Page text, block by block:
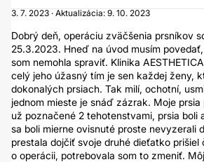
3. 7. 2023 · Aktualizácia: 9. 10. 2023
Dobrý deň, operáciu zväčšenia prsníkov
25.3.2023. Hneď na úvod musím
som nemohla spraviť. Klinika
celý jeho úžasný tím je sen každej ženy,
dokonalých prsiach. Tak milí, ochotní,
jednom mieste je snáď zázrak. Moje prsia
už poznačené 2 tehotenstvami, prsia boli
sa boli mierne ovisnuté proste nevyzerali
prestala dojčiť svoje druhé dieťatko
o operácii, potrebovala som to zmeniť.